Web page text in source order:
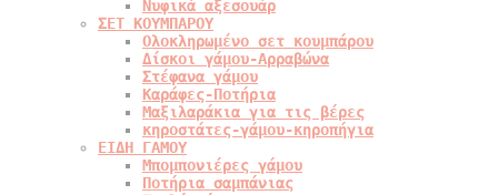
Νυφικά αξεσουάρ
ΣΕΤ ΚΟΥΜΠΑΡΟΥ
Ολοκληρωμένο σετ κουμπάρου
Δίσκοι γάμου-Αρραβώνα
Στέφανα γάμου
Καράφες-Ποτήρια
Μαξιλαράκια για τις βέρες
κηροστάτες-γάμου-κηροπήγια
ΕΙΔΗ ΓΑΜΟΥ
Μπομπονιέρες γάμου
Ποτήρια σαμπάνιας